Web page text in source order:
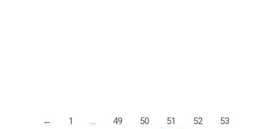
← 1 … 49 50 51 52
53